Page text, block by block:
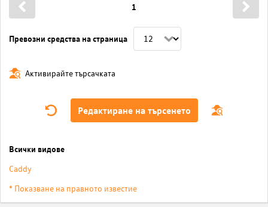
Превозни средства на страница
1
Активирайте търсачката
Редактиране на търсенето
Всички видове
Caddy
* Показване на правното известие